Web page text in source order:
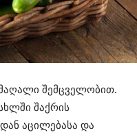
შემცველობით.
შაქრის
აცილებასა და